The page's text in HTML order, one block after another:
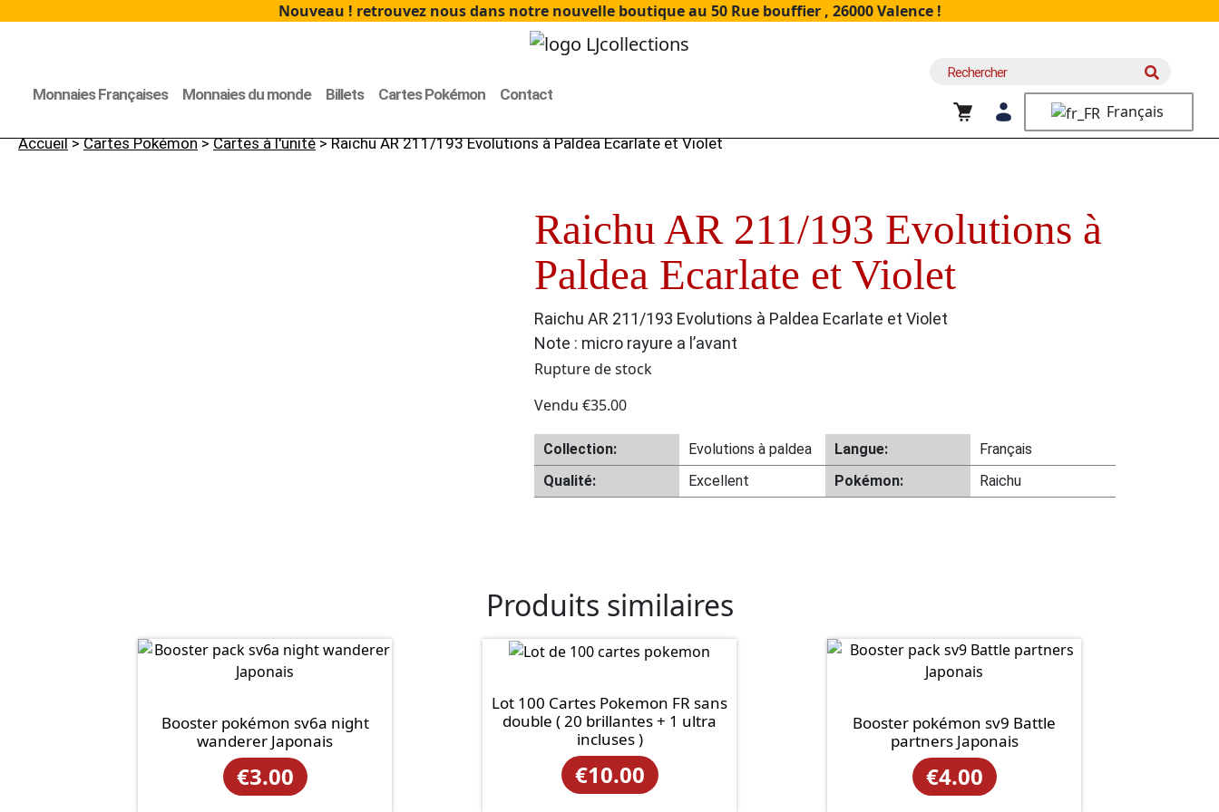
Nouveau ! retrouvez nous dans notre nouvelle boutique au 50 Rue bouffier , 26000 Valence !
Monnaies Françaises Monnaies du monde Billets Cartes Pokémon Contact
Recherche
Français
Accueil>Cartes Pokémon>Cartes à l'unité> Raichu AR 211/193 Evolutions à Paldea Ecarlate et Violet
Raichu AR 211/193 Evolutions à
Paldea Ecarlate et Violet
Raichu AR 211/193 Evolutions à Paldea Ecarlate et Violet
Note : micro rayure a l’avant
Rupture de stock
Vendu €35.00
Collection: Evolutions à paldea Langue:
Français
Qualité:
Excellent Pokémon: Raichu
Produits similaires
Booster pokémon sv6a night
wanderer Japonais
€3.00
Lot 100 Cartes Pokemon FR sans
double ( 20 brillantes + 1 ultra
incluses )
€10.00
Booster pokémon sv9 Battle
partners Japonais
€4.00